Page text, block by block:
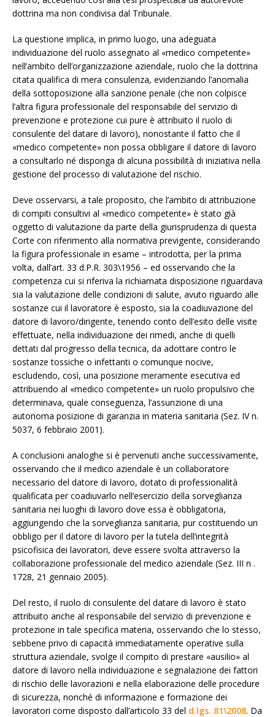
dottrina ma non condivisa dal Tribunale.
La questione implica, in primo luogo, una adeguata
individuazione del ruolo assegnato al «medico competente»
nell’ambito dell’organizzazione aziendale, ruolo che la dottrina
citata qualifica di mera consulenza, evidenziando l’anomalia
della sottoposizione alla sanzione penale (che non colpisce
l’altra figura professionale del responsabile del servizio di
prevenzione e protezione cui pure è attribuito il ruolo di
consulente del datare di lavoro), nonostante il fatto che il
«medico competente» non possa obbligare il datore di lavoro
a consultarlo né disponga di alcuna possibilità di iniziativa nella
gestione del processo di valutazione del rischio.
Deve osservarsi, a tale proposito, che l’ambito di attribuzione
di compiti consultivi al «medico competente» è stato già
oggetto di valutazione da parte della giurisprudenza di questa
Corte con riferimento alla normativa previgente, considerando
la figura professionale in esame – introdotta, per la prima
volta, dall’art. 33 d.P.R. 303\1956 – ed osservando che la
competenza cui si riferiva la richiamata disposizione riguardava
sia la valutazione delle condizioni di salute, avuto riguardo alle
sostanze cui il lavoratore è esposto, sia la coadiuvazione del
datore di lavoro/dirigente, tenendo conto dell’esito delle visite
effettuate, nella individuazione dei rimedi, anche di quelli
dettati dal progresso della tecnica, da adottare contro le
sostanze tossiche o infettanti o comunque nocive,
escludendo, così, una posizione meramente esecutiva ed
attribuendo al «medico competente» un ruolo propulsivo che
determinava, quale conseguenza, l’assunzione di una
autonoma posizione di garanzia in materia sanitaria (Sez. IV n.
5037, 6 febbraio 2001).
A conclusioni analoghe si è pervenuti anche successivamente,
osservando che il medico aziendale è un collaboratore
necessario del datore di lavoro, dotato di professionalità
qualificata per coadiuvarlo nell’esercizio della sorveglianza
sanitaria nei luoghi di lavoro dove essa è obbligatoria,
aggiungendo che la sorveglianza sanitaria, pur costituendo un
obbligo per il datore di lavoro per la tutela dell’integrità
psicofisica dei lavoratori, deve essere svolta attraverso la
collaborazione professionale del medico aziendale (Sez. III n .
1728, 21 gennaio 2005).
Del resto, il ruolo di consulente del datare di lavoro è stato
attribuito anche al responsabile del servizio di prevenzione e
protezione in tale specifica materia, osservando che lo stesso,
sebbene privo di capacità immediatamente operative sulla
struttura aziendale, svolge il compito di prestare «ausilio» al
datore di lavoro nella individuazione e segnalazione dei fattori
di rischio delle lavorazioni e nella elaborazione delle procedure
di sicurezza, nonché di informazione e formazione dei
lavoratori come disposto dall’articolo 33 del d.lgs. 81\2008. Da